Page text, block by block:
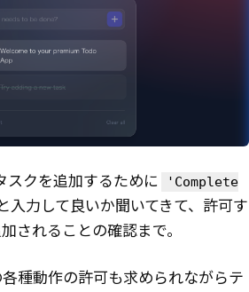
スクを追加するために
'Complete
入力して良いか聞いてきて、許可す
されることの確認まで。
種動作の許可も求められながらテ